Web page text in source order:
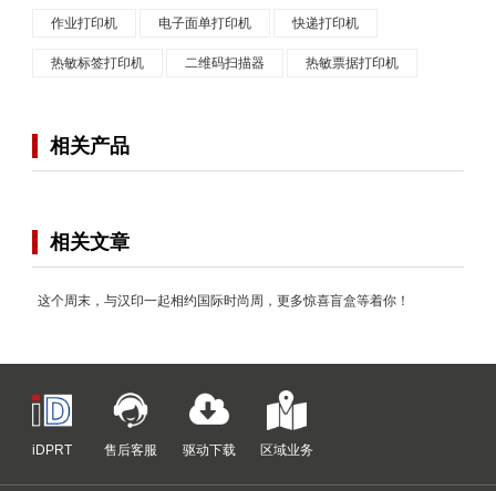
作业打印机 电子面单打印机 快递打印机
热敏标签打印机 二维码扫描器 热敏票据打印机
相关产品
相关文章
这个周末，与汉印一起相约国际时尚周，更多惊喜盲盒等着你！
iDPRT 售后客服 驱动下载 区域业务